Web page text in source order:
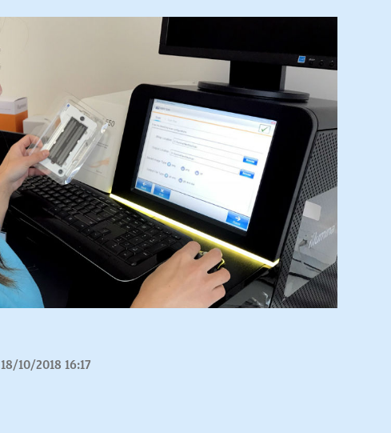
18/10/2018 16:17